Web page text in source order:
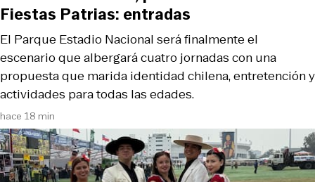
hace 18 min
El Parque Estadio Nacional será finalmente el
escenario que albergará cuatro jornadas con una
propuesta que marida identidad chilena, entretención y
actividades para todas las edades.
Fiestas Patrias: entradas